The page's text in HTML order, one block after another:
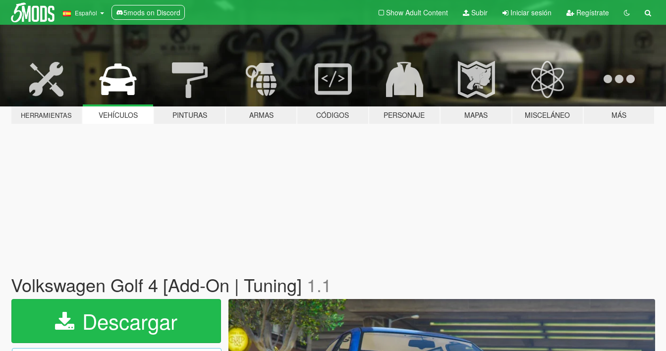
Español 5mods on Discord Show Adult Content Subir Iniciar sesión Regístrate
HERRAMIENTAS VEHÍCULOS PINTURAS ARMAS CÓDIGOS PERSONAJE MAPAS MISCELÁNEO MÁS
Volkswagen Golf 4 [Add-On | Tuning] 1.1
Descargar